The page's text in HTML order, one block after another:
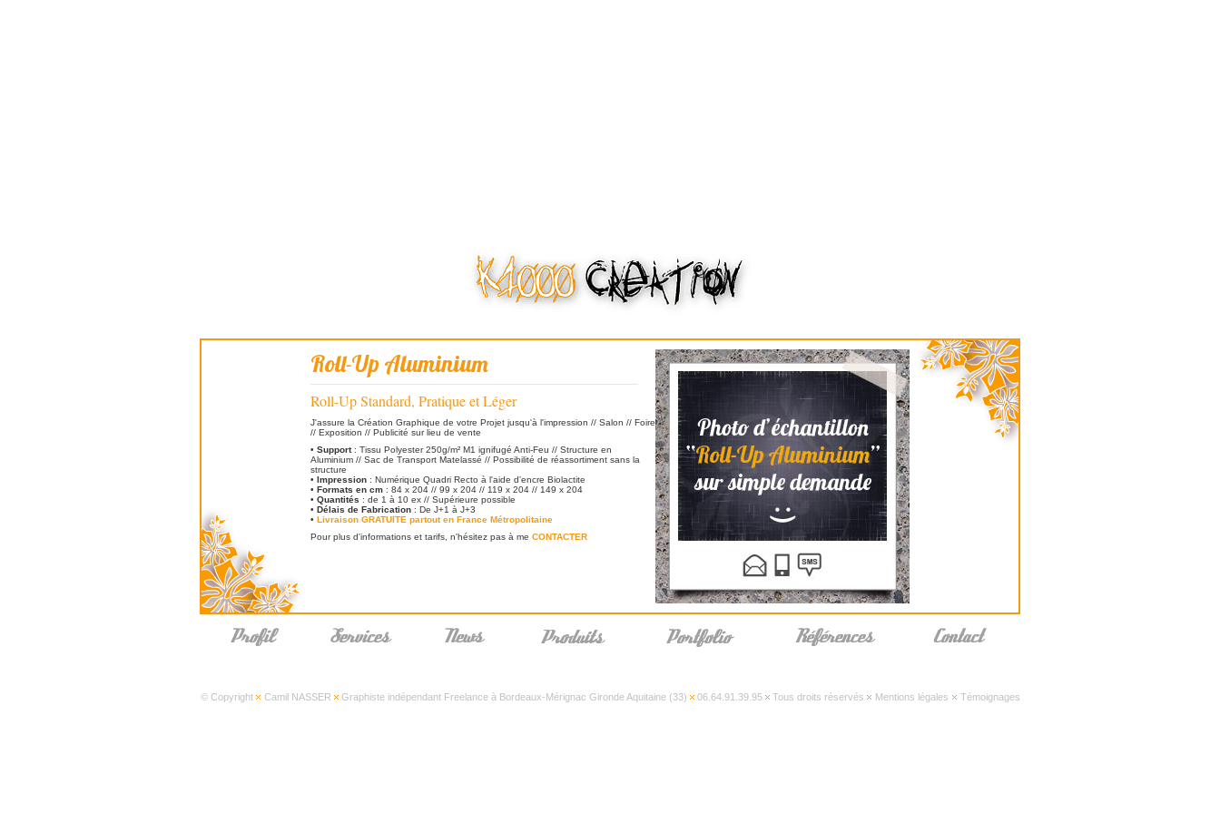
Roll-Up Aluminium
Roll-Up Standard, Pratique et Léger
J'assure la Création Graphique de votre Projet jusqu'à l'impression // Salon // Foire
// Exposition // Publicité sur lieu de vente
• Support: Tissu Polyester 250g/m² M1 ignifugé Anti-Feu // Structure en
Aluminium // Sac de Transport Matelassé // Possibilité de réassortiment sans la
structure
• Impression : Numérique Quadri Recto à l'aide d'encre Biolactite
• Formats en cm : 84 x 204 // 99 x 204 // 119 x 204 // 149 x 204
• Quantités : de 1 à 10 ex // Supérieure possible
• Délais de Fabrication : De J+1 à J+3
• Livraison GRATUITE partout en France Métropolitaine
Pour plus d'informations et tarifs, n'hésitez pas à me CONTACTER
© Copyright Camil NASSER Graphiste indépendant Freelance à Bordeaux-Mérignac Gironde Aquitaine (33) 06.64.91.39.95 Tous droits réservés Mentions légales Témoignages